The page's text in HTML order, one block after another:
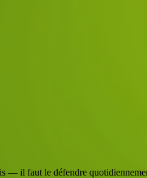
— il faut le défendre